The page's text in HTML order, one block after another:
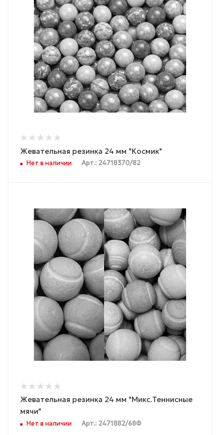
Жевательная резинка 24 мм "Космик"
Нет в наличии Арт.: 24718370/82
Жевательная резинка 24 мм "Микс.Теннисные
мячи"
Нет в наличии Арт.: 2471882/68Ф